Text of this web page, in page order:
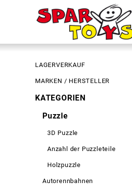
LAGERVERKAUF
MARKEN / HERSTELLER
KATEGORIEN
Puzzle
3D Puzzle
Anzahl der Puzzleteile
Holzpuzzle
Autorennbahnen